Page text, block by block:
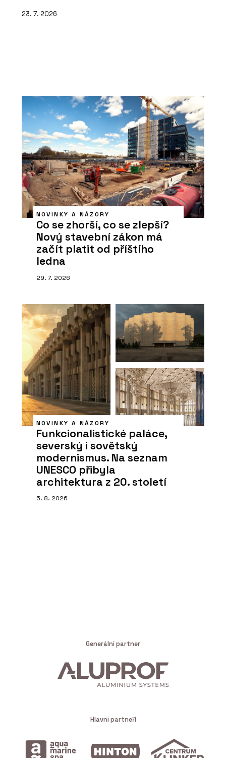
23. 7. 2026
NOVINKY A NÁZORY
Co se zhorší, co se zlepší?
Nový stavební zákon má
začít platit od příštího
ledna
29. 7. 2026
NOVINKY A NÁZORY
Funkcionalistické paláce,
severský i sovětský
modernismus. Na seznam
UNESCO přibyla
architektura z 20. století
5. 8. 2026
Generální partner
Hlavní partneři